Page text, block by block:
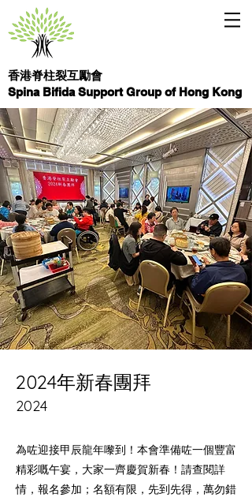
香港脊柱裂互勵會
Spina Bifida Support Group of Hong Kong
2024年新春團拜
2024
為咗迎接甲辰龍年嚟到！本會準備咗一個豐富
精彩嘅午宴，大家一齊慶賀新春！請查閱詳
情，報名參加；名額有限，先到先得，萬勿錯